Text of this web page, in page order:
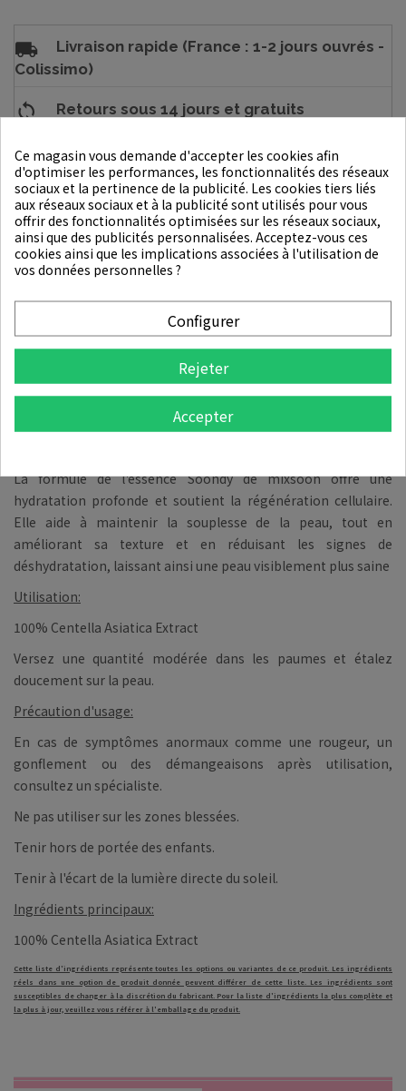
Livraison rapide (France : 1-2 jours ouvrés -
Colissimo)
Retours sous 14 jours et gratuits
Garanties sécurité avec SG, BPCE, Paypay
ou Stripe
2.5% Récompense de fidélité
DESCRIPTION
DÉTAILS DU PRODUIT
Cette essence est enrichie de Centella Asiatica, une plante
favorise la revitalisation de la peau, aidant à atténuer les
La formule de l'essence Soondy de mixsoon offre une
hydratation profonde et soutient la régénération cellulaire.
Elle aide à maintenir la souplesse de la peau, tout en
améliorant sa texture et en réduisant les signes de
déshydratation, laissant ainsi une peau visiblement plus saine
Utilisation:
100% Centella Asiatica Extract
Versez une quantité modérée dans les paumes et étalez
doucement sur la peau.
Précaution d'usage:
En cas de symptômes anormaux comme une rougeur, un
gonflement ou des démangeaisons après utilisation,
consultez un spécialiste.
Ne pas utiliser sur les zones blessées.
Tenir hors de portée des enfants.
Tenir à l'écart de la lumière directe du soleil.
Ingrédients principaux:
100% Centella Asiatica Extract
Cette liste d'ingrédients représente toutes les options ou variantes de ce produit. Les ingrédients
réels dans une option de produit donnée peuvent différer de cette liste. Les ingrédients sont
susceptibles de changer à la discrétion du fabricant. Pour la liste d'ingrédients la plus complète et
la plus à jour, veuillez vous référer à l'emballage du produit.
Ce magasin vous demande d'accepter les cookies afin
d'optimiser les performances, les fonctionnalités des réseaux
sociaux et la pertinence de la publicité. Les cookies tiers liés
aux réseaux sociaux et à la publicité sont utilisés pour vous
offrir des fonctionnalités optimisées sur les réseaux sociaux,
ainsi que des publicités personnalisées. Acceptez-vous ces
cookies ainsi que les implications associées à l'utilisation de
vos données personnelles ?
Configurer
Rejeter
Accepter